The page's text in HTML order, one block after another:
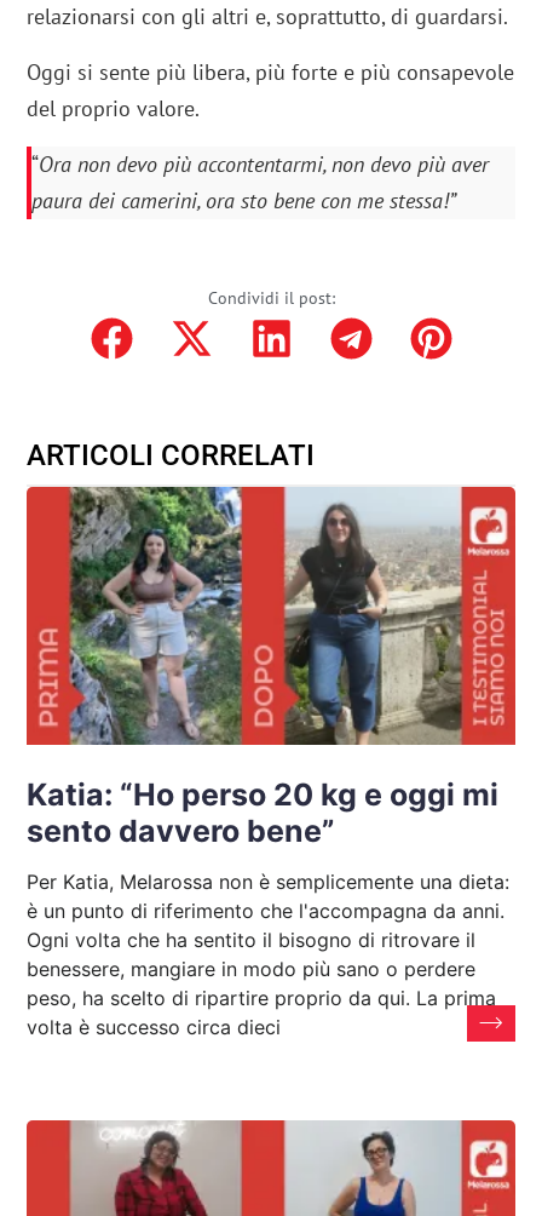
relazionarsi con gli altri e, soprattutto, di guardarsi.
Oggi si sente più libera, più forte e più consapevole
del proprio valore.
“Ora non devo più accontentarmi, non devo più aver
paura dei camerini, ora sto bene con me stessa!”
Condividi il post:
ARTICOLI CORRELATI
Katia: “Ho perso 20 kg e oggi mi
sento davvero bene”
Per Katia, Melarossa non è semplicemente una dieta:
è un punto di riferimento che l'accompagna da anni.
Ogni volta che ha sentito il bisogno di ritrovare il
benessere, mangiare in modo più sano o perdere
peso, ha scelto di ripartire proprio da qui. La prima
volta è successo circa dieci